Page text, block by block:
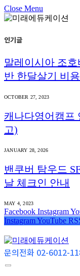
Close Menu
인기글
말레이시아 조
반 한달살기 비
OCTOBER 27, 2023
캐나다영어캠프
고)
JANUARY 28, 2026
밴쿠버 탐우드
날 체크인 안내
MAY 4, 2023
Facebook Instagram
InstagramYouTube
문의전화 02-6012-